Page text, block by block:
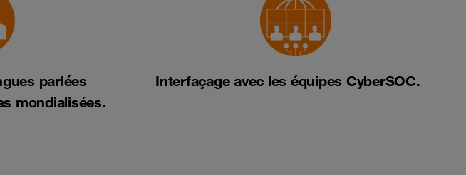
parlées
mondialisées.
Interfaçage avec les équipes CyberSOC.